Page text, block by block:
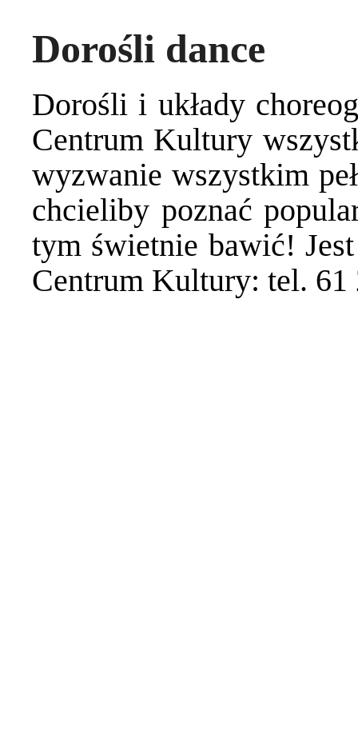
Dorośli dance
Dorośli i układy
Centrum Kultury
wyzwanie wszystkim
chcieliby poznać
tym świetnie bawić!
Centrum Kultury: tel. 61